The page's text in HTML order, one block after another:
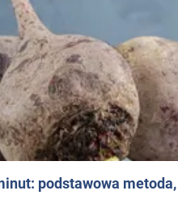
podstawowa